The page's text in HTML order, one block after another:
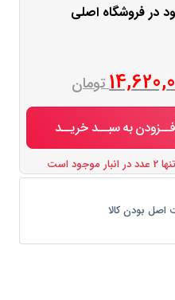
در فروشگاه اصلی
تومان
به سبــد خریــد
است
اصل بودن کالا